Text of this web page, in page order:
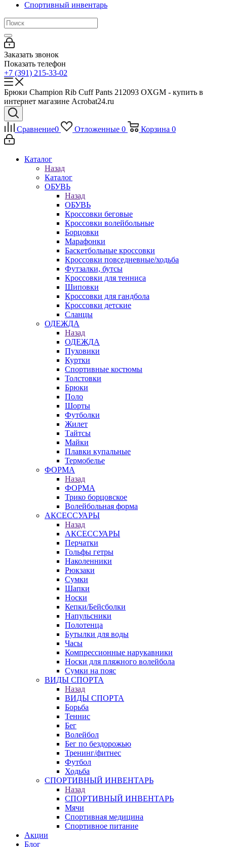
Спортивный инвентарь
Заказать звонок
Показать телефон
+7 (391) 215-33-02
Брюки Champion Rib Cuff Pants 212093 OXGM - купить в
интернет магазине Acrobat24.ru
Сравнение0 Отложенные 0 Корзина 0
Каталог
Назад
Каталог
ОБУВЬ
Назад
ОБУВЬ
Кроссовки беговые
Кроссовки волейбольные
Борцовки
Марафонки
Баскетбольные кроссовки
Кроссовки повседневные/ходьба
Футзалки, бутсы
Кроссовки для тенниса
Шиповки
Кроссовки для гандбола
Кроссовки детские
Сланцы
ОДЕЖДА
Назад
ОДЕЖДА
Пуховики
Куртки
Спортивные костюмы
Толстовки
Брюки
Поло
Шорты
Футболки
Жилет
Тайтсы
Майки
Плавки купальные
Термобелье
ФОРМА
Назад
ФОРМА
Трико борцовское
Волейбольная форма
АКСЕССУАРЫ
Назад
АКСЕССУАРЫ
Перчатки
Гольфы гетры
Наколенники
Рюкзаки
Сумки
Шапки
Носки
Кепки/Бейсболки
Напульсники
Полотенца
Бутылки для воды
Часы
Компрессионные нарукавники
Носки для пляжного волейбола
Сумки на пояс
ВИДЫ СПОРТА
Назад
ВИДЫ СПОРТА
Борьба
Теннис
Бег
Волейбол
Бег по бездорожью
Тренинг/фитнес
Футбол
Ходьба
СПОРТИВНЫЙ ИНВЕНТАРЬ
Назад
СПОРТИВНЫЙ ИНВЕНТАРЬ
Мячи
Спортивная медицина
Спортивное питание
Акции
Блог